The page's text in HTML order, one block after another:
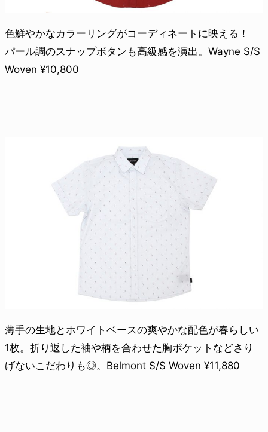
色鮮やかなカラーリングがコーディネートに映える！
パール調のスナップボタンも高級感を演出。Wayne S/S
Woven ¥10,800
薄手の生地とホワイトベースの爽やかな配色が春らしい
1枚。折り返した袖や柄を合わせた胸ポケットなどさり
げないこだわりも◎。Belmont S/S Woven ¥11,880